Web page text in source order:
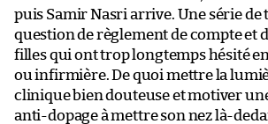
puis Samir Nasri arrive. Une série de
question de règlement de compte et
filles qui ont trop longtemps hésité
ou infirmière. De quoi mettre la
clinique bien douteuse et motiver
anti-dopage à mettre son nez là-